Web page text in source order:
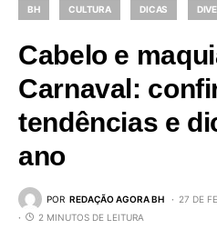
BH CULTURA DICAS
Cabelo e
Carnaval:
tendências e
ano
POR REDAÇÃO AGORA BH
27 DE
2 MINUTOS DE LEITURA